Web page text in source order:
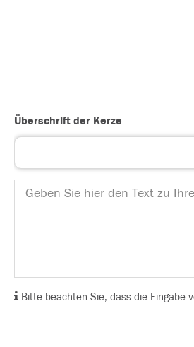
Überschrift der Kerze
Bitte beachten Sie, dass die Eingabe